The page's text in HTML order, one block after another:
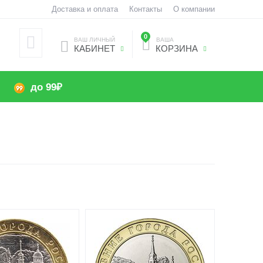
Доставка и оплата Контакты О компании
0 ВАША
КОРЗИНА
ВАШ ЛИЧНЫЙ
КАБИНЕТ
до 99₽